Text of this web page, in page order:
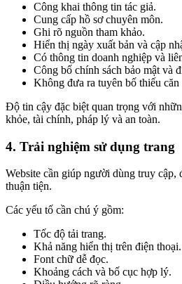
Công khai thông tin tác giả.
Cung cấp hồ sơ chuyên môn.
Ghi rõ nguồn tham khảo.
Hiển thị ngày xuất bản và cập
Có thông tin doanh nghiệp và
Công bố chính sách bảo mật và
Không đưa ra tuyên bố thiếu căn
Độ tin cậy đặc biệt quan trọng với
khỏe, tài chính, pháp lý và an toàn.
4. Trải nghiệm sử dụng trang
Website cần giúp người dùng truy cập,
thuận tiện.
Các yếu tố cần chú ý gồm:
Tốc độ tải trang.
Khả năng hiển thị trên điện thoại.
Font chữ dễ đọc.
Khoảng cách và bố cục hợp lý.